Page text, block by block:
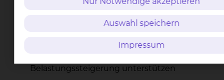
Korrektur an den Geräten durch
kontinuierliche Therapieaufsicht
wobei Variationen und Ergänzungen der
Belastungssteigerung unterstützen
Auswahl speichern
Impressum